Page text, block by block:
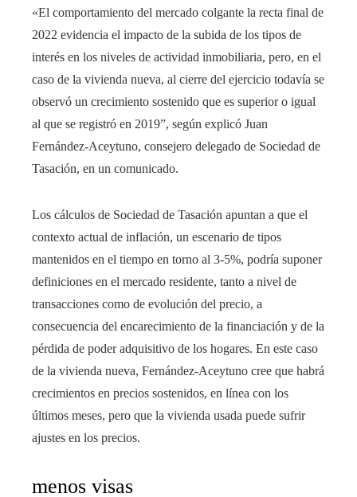
«El comportamiento del mercado colgante la recta final de
2022 evidencia el impacto de la subida de los tipos de
interés en los niveles de actividad inmobiliaria, pero, en el
caso de la vivienda nueva, al cierre del ejercicio todavía se
observó un crecimiento sostenido que es superior o igual
al que se registró en 2019”, según explicó Juan
Fernández-Aceytuno, consejero delegado de Sociedad de
Tasación, en un comunicado.
Los cálculos de Sociedad de Tasación apuntan a que el
contexto actual de inflación, un escenario de tipos
mantenidos en el tiempo en torno al 3-5%, podría suponer
definiciones en el mercado residente, tanto a nivel de
transacciones como de evolución del precio, a
consecuencia del encarecimiento de la financiación y de la
pérdida de poder adquisitivo de los hogares. En este caso
de la vivienda nueva, Fernández-Aceytuno cree que habrá
crecimientos en precios sostenidos, en línea con los
últimos meses, pero que la vivienda usada puede sufrir
ajustes en los precios.
menos visas